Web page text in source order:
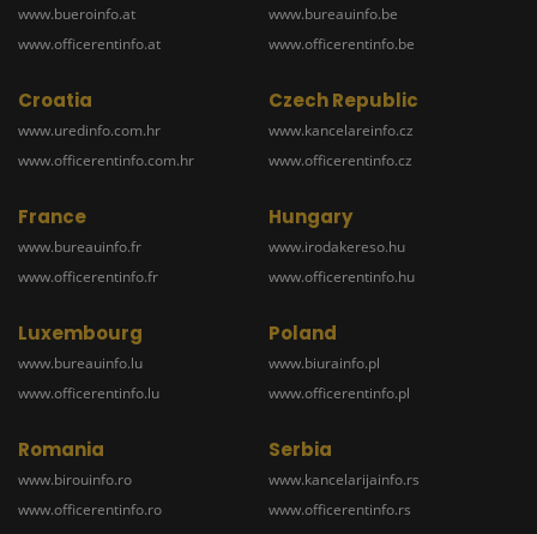
www.bueroinfo.at
www.officerentinfo.at
www.bureauinfo.be
www.officerentinfo.be
Croatia
www.uredinfo.com.hr
www.officerentinfo.com.hr
Czech Republic
www.kancelareinfo.cz
www.officerentinfo.cz
France
www.bureauinfo.fr
www.officerentinfo.fr
Hungary
www.irodakereso.hu
www.officerentinfo.hu
Luxembourg
www.bureauinfo.lu
www.officerentinfo.lu
Poland
www.biurainfo.pl
www.officerentinfo.pl
Romania
www.birouinfo.ro
www.officerentinfo.ro
Serbia
www.kancelarijainfo.rs
www.officerentinfo.rs